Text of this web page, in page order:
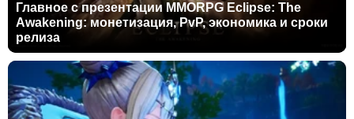
Главное с презентации MMORPG Eclipse: The
Awakening: монетизация, PvP, экономика и сроки
релиза